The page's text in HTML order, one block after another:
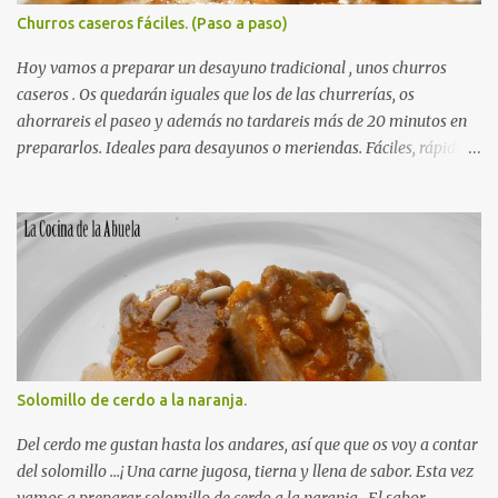
finalmente la levadura. Mezclamos todo bien hasta formar una
pasta homogénea y sin grumos de color cacao. Preparamos el
molde, untándolo con una pizca de mantequilla y enharinando un
poco para que no se nos pegue el...
Churros caseros fáciles. (Paso a paso)
Hoy vamos a preparar un desayuno tradicional , unos churros
caseros . Os quedarán iguales que los de las churrerías, os
ahorrareis el paseo y además no tardareis más de 20 minutos en
prepararlos. Ideales para desayunos o meriendas. Fáciles, rápidos,
harina. 350 ml de agua 1 cucharadita de sal Aceite de oliva para
freír. RECETA para unos Churros Caseros: Ponemos la harina en
un bol hondo. Ponemos el agua en un cazo y el añadimos la sal.
Esperamos a que hierva. Cuando el agua esté hirviendo, la
echamos de golpe sobre la harina y removemos rápidamente,
hasta conseguir que la masa coja cuerpo. Esperamos un par de
minutos y ayudándonos de una cuchara rellenamos nuestra
churrera (si no tenemos nos sirve una manga pastelera que tenga
el accesorio estrellado, para churros) Ponemos a calentar el aceite.
Utilizando una churrera vamos...
Solomillo de cerdo a la naranja.
Del cerdo me gustan hasta los andares, así que que os voy a contar
del solomillo ...¡ Una carne jugosa, tierna y llena de sabor. Esta vez